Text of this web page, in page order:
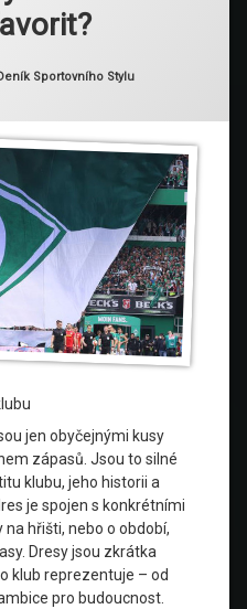
9 prosince, 2024
Ruby
Sportovního Stylu
jen obyčejnými kusy
zápasů. Jsou to silné
klubu, jeho historii a
je spojen s konkrétními
hřišti, nebo o období,
Dresy jsou zkrátka
klub reprezentuje – od
pro budoucnost.